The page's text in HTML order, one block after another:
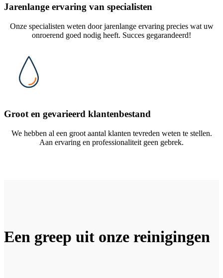
Jarenlange ervaring van specialisten
Onze specialisten weten door jarenlange ervaring precies wat uw
onroerend goed nodig heeft. Succes gegarandeerd!
Groot en gevarieerd klantenbestand
We hebben al een groot aantal klanten tevreden weten te stellen.
Aan ervaring en professionaliteit geen gebrek.
Een greep uit onze reinigingen